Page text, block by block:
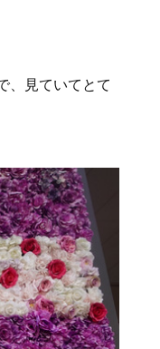
、見ていてとて